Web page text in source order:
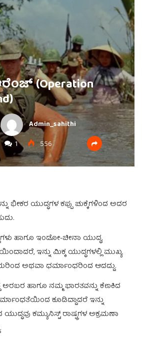
(Operation
Admin_sahithi
1 556
ಭೀಕರ ಯುದ್ಧಗಳ ಕಪ್ಪು ಚುಕ್ಕೆಗಳಿಂದ ಅದರ
ಹಾಗೂ ಇಂಡೋ-ಚೀನಾ ಯುದ್ಧ,
ಇನ್ನು ಮಿಕ್ಕ ಯುದ್ಧಗಳಲ್ಲಿ ಮುಖ್ಯ
ಅಥವಾ ಧರ್ಮಾಂಧರಿಂದ ಆದದ್ದು.
ಹಾಗೂ ನಮ್ಮ ಭಾರತವನ್ನು ಕೆಣಕಿದ
ಕೂಡಿದ್ದಾದರೆ ಇನ್ನು
ಕಮ್ಯುನಿಸ್ಟ್ ರಾಷ್ಟ್ರಗಳ ಅಕ್ರಮಣಾ